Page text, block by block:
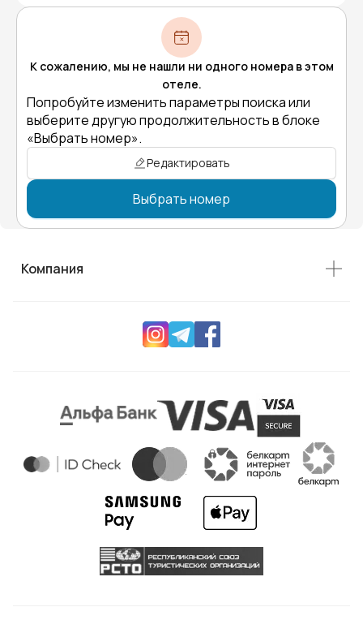
К сожалению, мы не нашли ни одного номера в этом
отеле.
Попробуйте изменить параметры поиска или
выберите другую продолжительность в блоке
«Выбрать номер».
Редактировать
Выбрать номер
Компания